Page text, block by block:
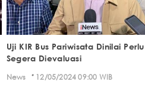
Uji KIR Bus Pariwisata Dinilai Perlu
Segera Dievaluasi
News · 12/05/2024 09:00 WIB